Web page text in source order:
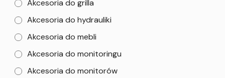
Akcesoria do grilla
Akcesoria do hydrauliki
Akcesoria do mebli
Akcesoria do monitoringu
Akcesoria do monitorów